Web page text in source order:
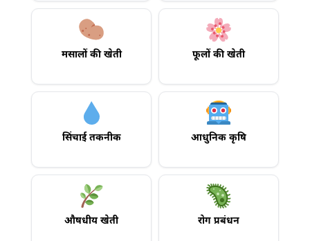
मसालों की खेती फूलों की खेती
सिंचाई तकनीक आधुनिक कृषि
औषधीय खेती रोग प्रबंधन